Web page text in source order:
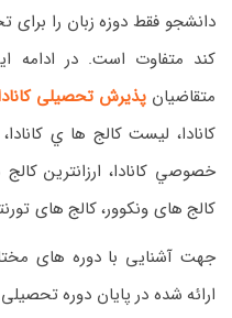
دانشجو فقط دوزه زبان را برای
کند متفاوت است. در ادامه
متقاضیان پذیرش تحصیلی
كانادا، ليست كالج ها ي
خصوصي كانادا، ارزانترين كالج
كالج های ونكوور، کالج های
جهت آشنایی با دوره های
ارائه شده در پایان دوره